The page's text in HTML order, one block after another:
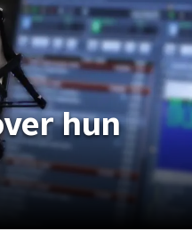
hun